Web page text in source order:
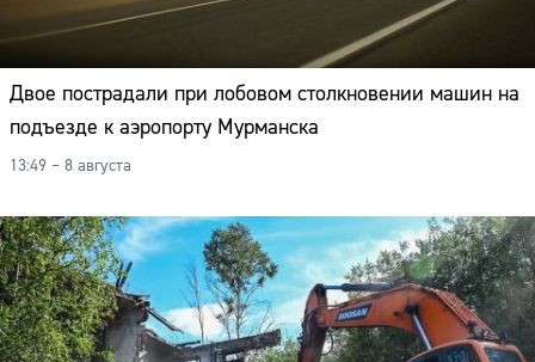
Двое пострадали при лобовом столкновении машин на
подъезде к аэропорту Мурманска
13:49 – 8 августа